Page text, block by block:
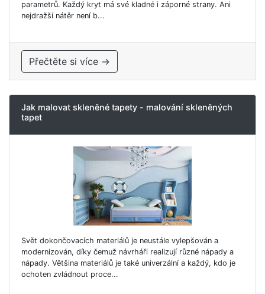
parametrů. Každý kryt má své kladné i záporné strany. Ani
nejdražší nátěr není b...
Přečtěte si více →
Jak malovat skleněné tapety - malování skleněných
tapet
Svět dokončovacích materiálů je neustále vylepšován a
modernizován, díky čemuž návrháři realizují různé nápady a
nápady. Většina materiálů je také univerzální a každý, kdo je
ochoten zvládnout proce...